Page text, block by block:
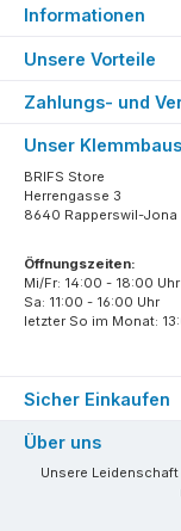
Informationen
Unsere Vorteile
Zahlungs- und
Sicher Einkaufen
Unser
BRIFS Store
Herrengasse 3
8640 Rapperswil-Jona
Öffnungszeiten:
Mi/Fr: 14:00 - 18:00 Uhr
Sa: 11:00 - 16:00 Uhr
letzter So im Monat:
Über uns
Unsere